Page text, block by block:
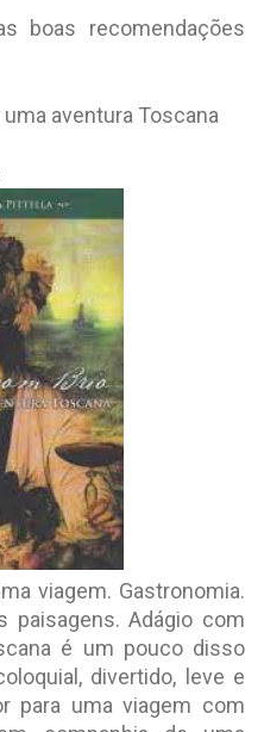
boas recomendações
aventura Toscana
viagem. Gastronomia.
paisagens. Adágio com
é um pouco disso
divertido, leve e
para uma viagem com